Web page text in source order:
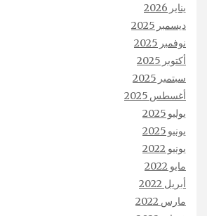
يناير 2026
ديسمبر 2025
نوفمبر 2025
أكتوبر 2025
سبتمبر 2025
أغسطس 2025
يوليو 2025
يونيو 2025
يونيو 2022
مايو 2022
أبريل 2022
مارس 2022